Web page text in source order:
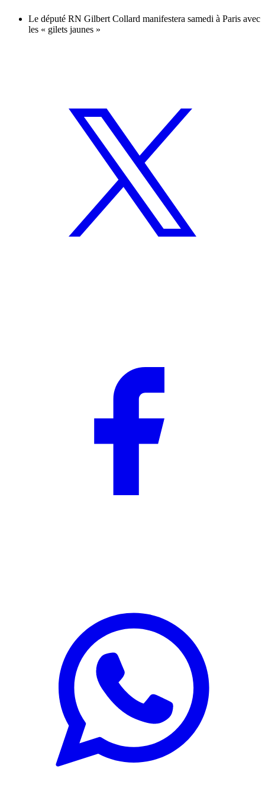
Le député RN Gilbert Collard manifestera samedi à Paris avec
les « gilets jaunes »